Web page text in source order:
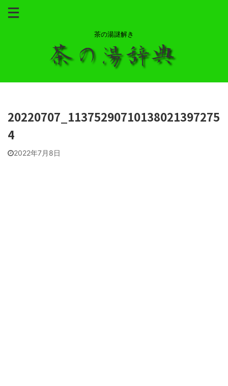
茶の湯謎解き
20220707_11375290710138021397275
4
2022年7月8日